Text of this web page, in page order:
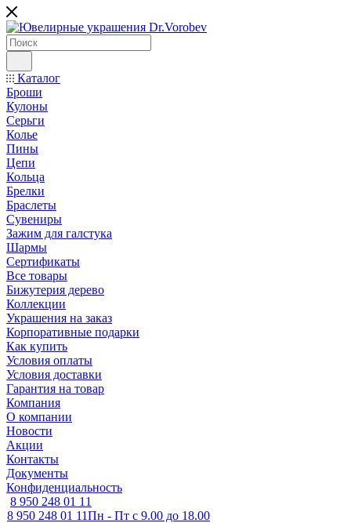
Каталог
Броши
Кулоны
Серьги
Колье
Пины
Цепи
Кольца
Брелки
Браслеты
Сувениры
Зажим для галстука
Шармы
Сертификаты
Все товары
Бижутерия дерево
Коллекции
Украшения на заказ
Корпоративные подарки
Как купить
Условия оплаты
Условия доставки
Гарантия на товар
Компания
О компании
Новости
Акции
Контакты
Документы
Конфиденциальность
8 950 248 01 11
8 950 248 01 11Пн - Пт с 9.00 до 18.00